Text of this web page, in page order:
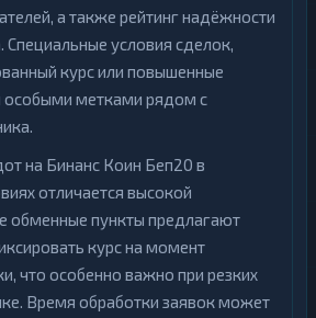
а также рейтинг надёжности
Специальные условия сделок,
курс или повышенные
особыми метками рядом с
на Бинанс Коин Беп20 в
отличается высокой
обменные пункты предлагают
курс на момент
что особенно важно при резких
Время обработки заявок может